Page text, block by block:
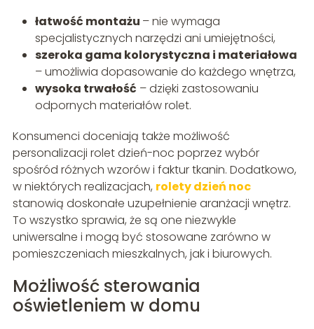
łatwość montażu – nie wymaga
specjalistycznych narzędzi ani umiejętności,
szeroka gama kolorystyczna i materiałowa
– umożliwia dopasowanie do każdego wnętrza,
wysoka trwałość – dzięki zastosowaniu
odpornych materiałów rolet.
Konsumenci doceniają także możliwość
personalizacji rolet dzień-noc poprzez wybór
spośród różnych wzorów i faktur tkanin. Dodatkowo,
w niektórych realizacjach, rolety dzień noc
stanowią doskonałe uzupełnienie aranżacji wnętrz.
To wszystko sprawia, że są one niezwykle
uniwersalne i mogą być stosowane zarówno w
pomieszczeniach mieszkalnych, jak i biurowych.
Możliwość sterowania
oświetleniem w domu